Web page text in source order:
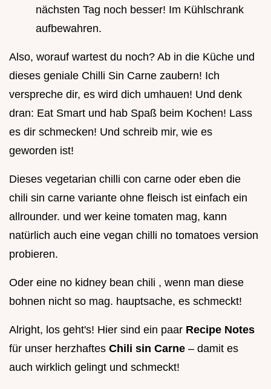
nächsten Tag noch besser! Im Kühlschrank
aufbewahren.
Also, worauf wartest du noch? Ab in die Küche und
dieses geniale Chilli Sin Carne zaubern! Ich
verspreche dir, es wird dich umhauen! Und denk
dran: Eat Smart und hab Spaß beim Kochen! Lass
es dir schmecken! Und schreib mir, wie es
geworden ist!
Dieses vegetarian chilli con carne oder eben die
chili sin carne variante ohne fleisch ist einfach ein
allrounder. und wer keine tomaten mag, kann
natürlich auch eine vegan chilli no tomatoes version
probieren.
Oder eine no kidney bean chili , wenn man diese
bohnen nicht so mag. hauptsache, es schmeckt!
Alright, los geht's! Hier sind ein paar Recipe Notes
für unser herzhaftes Chili sin Carne – damit es
auch wirklich gelingt und schmeckt!